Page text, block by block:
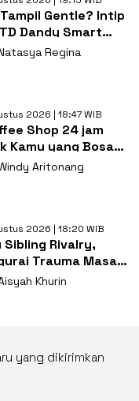
Gentle? Intip
Dandy Smart
ala Kang Hoon
Regina
2026 | 18:47 WIB
Shop 24 jam
Kamu yang Bosan
di KosAritonang
2026 | 18:20 WIB
Sibling Rivalry,
Trauma Masa
Persaingan
Khurin
yang dikirimkan